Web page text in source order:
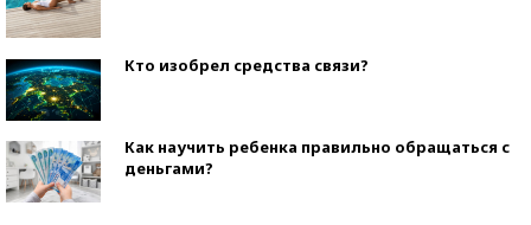
Кто изобрел средства связи?
Как научить ребенка правильно обращаться с
деньгами?